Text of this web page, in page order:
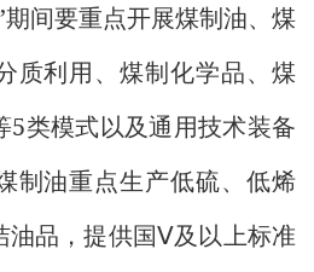
期间要重点开展煤制油、煤
质利用、煤制化学品、煤
5类模式以及通用技术装备
制油重点生产低硫、低烯
油品，提供国Ⅴ及以上标准